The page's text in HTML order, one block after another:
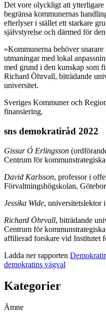
Det vore olyckligt att ytterligare
begränsa kommunernas
efterlyser i stället ett starkare
självstyrelse och därmed för
»Kommunerna behöver
utmaningar med lokal
med grund i den kunskap som
Richard Öhrvall, biträdande
universitet.
Sveriges Kommuner och
finansiering.
sns demokratiråd 2022
Gissur Ó Erlingsson
Centrum för
David Karlsson, professor i
Förvaltningshögskolan,
Jessika Wide, universitetslektor
Richard Öhrvall, biträdande
Centrum för
affilierad forskare vid Institutet
Ladda ner rapporten
demokratins vägval
Kategorier
Ämne